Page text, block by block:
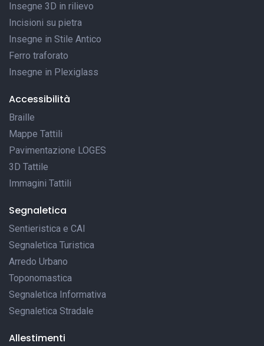
Insegne 3D in rilievo
Incisioni su pietra
Insegne in Stile Antico
Ferro traforato
Insegne in Plexiglass
Accessibilità
Braille
Mappe Tattili
Pavimentazione LOGES
3D Tattile
Immagini Tattili
Segnaletica
Sentieristica e CAI
Segnaletica Turistica
Arredo Urbano
Toponomastica
Segnaletica Informativa
Segnaletica Stradale
Allestimenti